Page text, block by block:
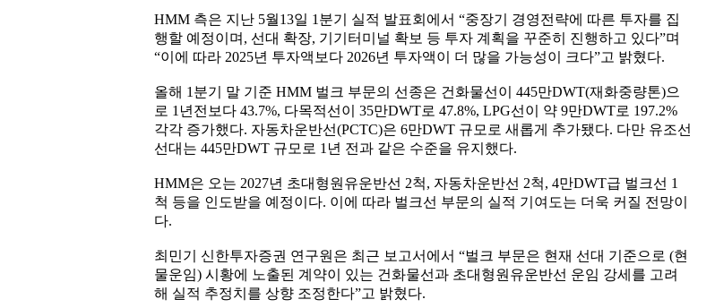
HMM 측은 지난 5월13일 1분기 실적 발표회에서 “중장기 경영전략에 따른 투자를 집
행할 예정이며, 선대 확장, 기기터미널 확보 등 투자 계획을 꾸준히 진행하고 있다”며
“이에 따라 2025년 투자액보다 2026년 투자액이 더 많을 가능성이 크다”고 밝혔다.
올해 1분기 말 기준 HMM 벌크 부문의 선종은 건화물선이 445만DWT(재화중량톤)으
로 1년전보다 43.7%, 다목적선이 35만DWT로 47.8%, LPG선이 약 9만DWT로 197.2%
각각 증가했다. 자동차운반선(PCTC)은 6만DWT 규모로 새롭게 추가됐다. 다만 유조선
선대는 445만DWT 규모로 1년 전과 같은 수준을 유지했다.
HMM은 오는 2027년 초대형원유운반선 2척, 자동차운반선 2척, 4만DWT급 벌크선 1
척 등을 인도받을 예정이다. 이에 따라 벌크선 부문의 실적 기여도는 더욱 커질 전망이
다.
최민기 신한투자증권 연구원은 최근 보고서에서 “벌크 부문은 현재 선대 기준으로 (현
물운임) 시황에 노출된 계약이 있는 건화물선과 초대형원유운반선 운임 강세를 고려
해 실적 추정치를 상향 조정한다”고 밝혔다.